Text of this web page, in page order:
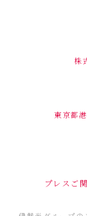
株
東京都
プレスご